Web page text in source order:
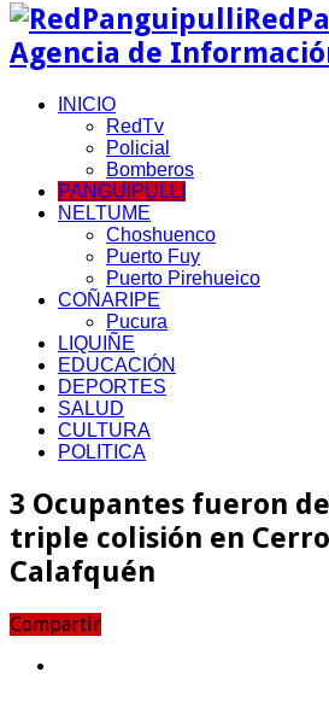
Agencia de
INICIO
RedTv
Policial
Bomberos
PANGUIPULLI
NELTUME
Choshuenco
Puerto Fuy
Puerto Pirehueico
COÑARIPE
Pucura
LIQUIÑE
EDUCACIÓN
DEPORTES
SALUD
CULTURA
POLITICA
3 Ocupantes fueron
triple colisión en
Calafquén
Compartir